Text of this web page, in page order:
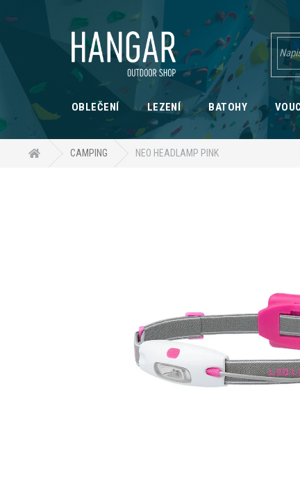
na
OBLEČENÍ LEZENÍ BATOHY
Domů CAMPING NEO HEADLAMP PINK